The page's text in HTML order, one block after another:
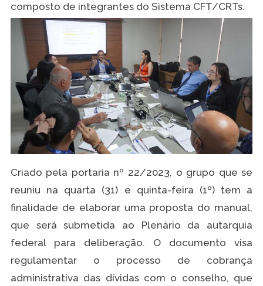
composto de integrantes do Sistema CFT/CRTs.
Criado pela portaria nº 22/2023, o grupo que se
reuniu na quarta (31) e quinta-feira (1º) tem a
finalidade de elaborar uma proposta do manual,
que será submetida ao Plenário da autarquia
federal para deliberação. O documento visa
regulamentar o processo de cobrança
administrativa das dívidas com o conselho, que